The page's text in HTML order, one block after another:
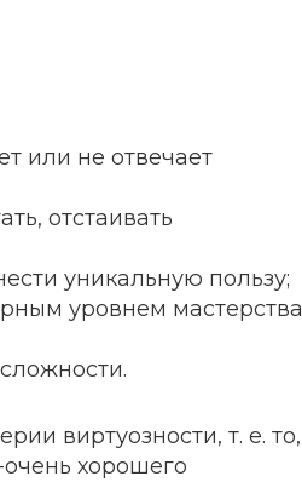
или не отвечает
отстаивать
уникальную пользу;
уровнем мастерства
виртуозности, т. е. то,
хорошего